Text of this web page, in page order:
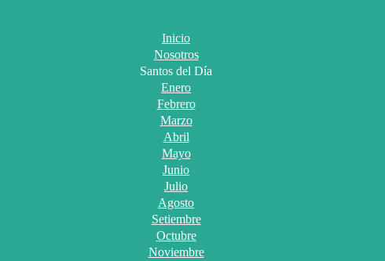
Inicio
Nosotros
Santos del Día
Enero
Febrero
Marzo
Abril
Mayo
Junio
Julio
Agosto
Setiembre
Octubre
Noviembre